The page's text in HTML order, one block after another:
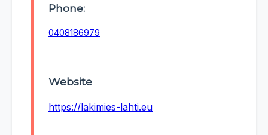
Phone:
0408186979
Website
https://lakimies-lahti.eu